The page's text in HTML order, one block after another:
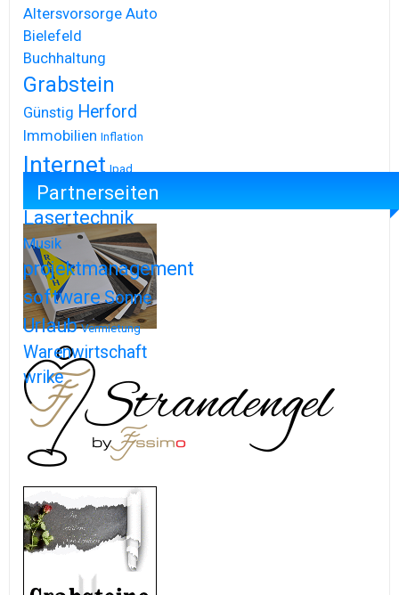
Altersvorsorge Auto
Bielefeld
Buchhaltung
Grabstein
Günstig Herford
Immobilien Inflation
Internet Ipad
Iphone
Lasertechnik
Musik
projektmanagement
softwareSonne
Urlaub Vermietung
Warenwirtschaft
wrike
Partnerseiten